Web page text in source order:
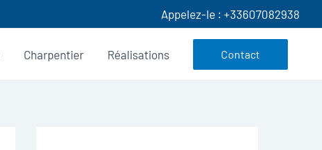
Appelez-le : +33607082938
Charpentier Réalisations Contact